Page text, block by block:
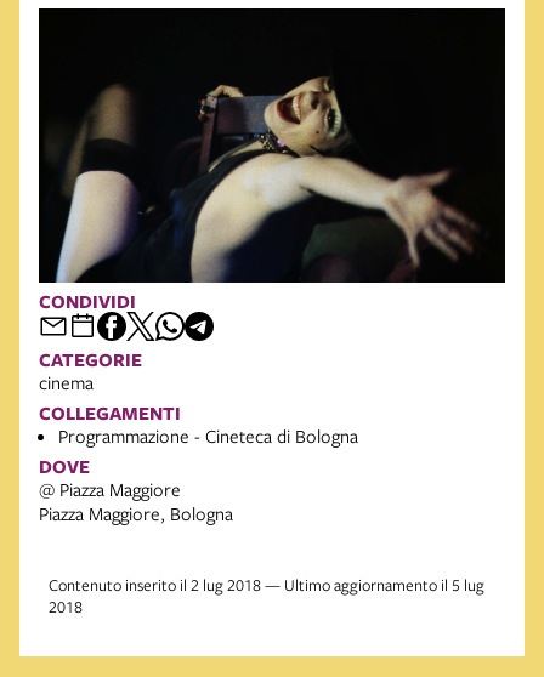
CONDIVIDI
CATEGORIE
cinema
COLLEGAMENTI
Programmazione - Cineteca di Bologna
DOVE
@ Piazza Maggiore
Piazza Maggiore, Bologna
Contenuto inserito il 2 lug 2018 — Ultimo aggiornamento il 5 lug
2018